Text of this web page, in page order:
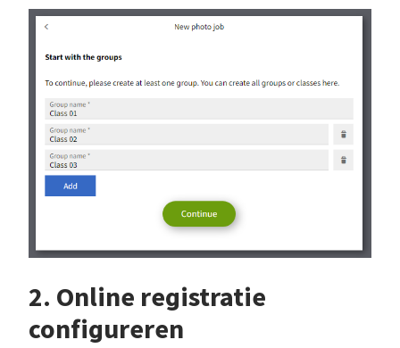
2. Online registratie
configureren